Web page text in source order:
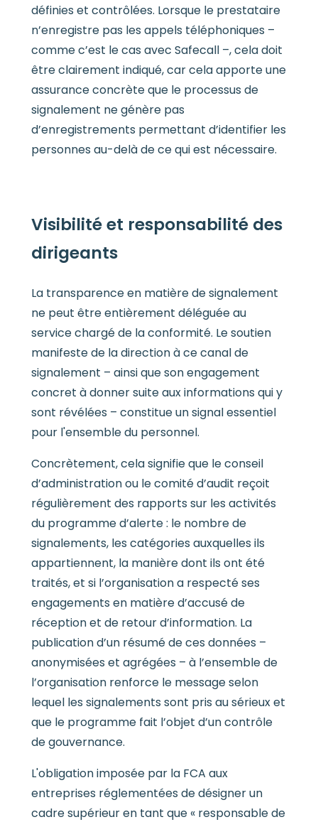
définies et contrôlées. Lorsque le prestataire
n’enregistre pas les appels téléphoniques –
comme c’est le cas avec Safecall –, cela doit
être clairement indiqué, car cela apporte une
assurance concrète que le processus de
signalement ne génère pas
d’enregistrements permettant d’identifier les
personnes au-delà de ce qui est nécessaire.
Visibilité et responsabilité des
dirigeants
La transparence en matière de signalement
ne peut être entièrement déléguée au
service chargé de la conformité. Le soutien
manifeste de la direction à ce canal de
signalement – ainsi que son engagement
concret à donner suite aux informations qui y
sont révélées – constitue un signal essentiel
pour l'ensemble du personnel.
Concrètement, cela signifie que le conseil
d’administration ou le comité d’audit reçoit
régulièrement des rapports sur les activités
du programme d’alerte : le nombre de
signalements, les catégories auxquelles ils
appartiennent, la manière dont ils ont été
traités, et si l’organisation a respecté ses
engagements en matière d’accusé de
réception et de retour d’information. La
publication d’un résumé de ces données –
anonymisées et agrégées – à l’ensemble de
l’organisation renforce le message selon
lequel les signalements sont pris au sérieux et
que le programme fait l’objet d’un contrôle
de gouvernance.
L'obligation imposée par la FCA aux
entreprises réglementées de désigner un
cadre supérieur en tant que « responsable de